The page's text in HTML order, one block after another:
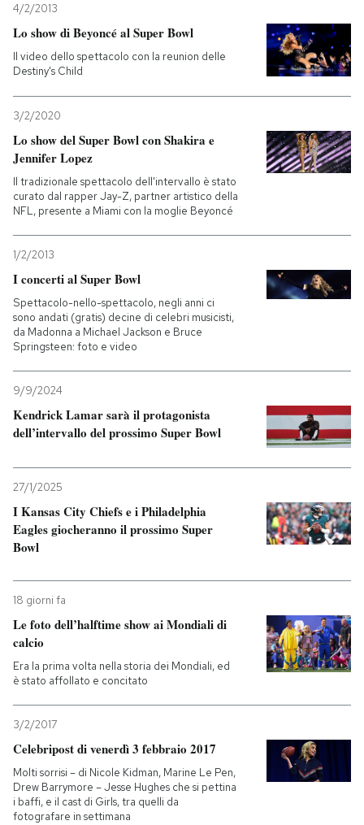
4/2/2013
Lo show di Beyoncé al Super Bowl
Il video dello spettacolo con la reunion delle
Destiny's Child
3/2/2020
Lo show del Super Bowl con Shakira e
Jennifer Lopez
Il tradizionale spettacolo dell'intervallo è stato
curato dal rapper Jay-Z, partner artistico della
NFL, presente a Miami con la moglie Beyoncé
1/2/2013
I concerti al Super Bowl
Spettacolo-nello-spettacolo, negli anni ci
sono andati (gratis) decine di celebri musicisti,
da Madonna a Michael Jackson e Bruce
Springsteen: foto e video
9/9/2024
Kendrick Lamar sarà il protagonista
dell’intervallo del prossimo Super Bowl
27/1/2025
I Kansas City Chiefs e i Philadelphia
Eagles giocheranno il prossimo Super
Bowl
18 giorni fa
Le foto dell’halftime show ai Mondiali di
calcio
Era la prima volta nella storia dei Mondiali, ed
è stato affollato e concitato
3/2/2017
Celebripost di venerdì 3 febbraio 2017
Molti sorrisi – di Nicole Kidman, Marine Le Pen,
Drew Barrymore – Jesse Hughes che si pettina
i baffi, e il cast di Girls, tra quelli da
fotografare in settimana